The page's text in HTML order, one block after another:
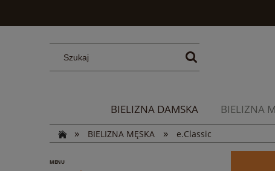
BIELIZNA DAMSKA BIELIZNA
» BIELIZNA MĘSKA » e.Classic
MENU